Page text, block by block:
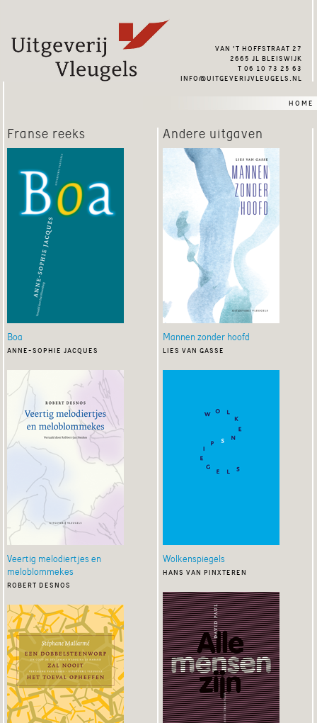
van ’t hoffstraat 27
2665 jl bleiswijk
t 06 10 73 25 63
info@uitgeverijvleugels.nl
home
Franse reeks
Boa
anne-sophie jacques
Veertig melodiertjes en
meloblommekes
robert desnos
Andere uitgaven
Mannen zonder hoofd
lies van gasse
Wolkenspiegels
hans van pinxteren